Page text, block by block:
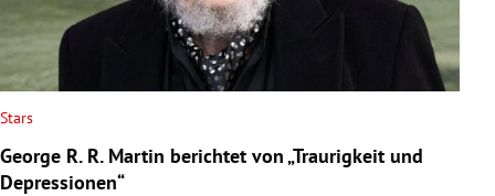
Stars
George R. R. Martin berichtet von „Traurigkeit und
Depressionen“